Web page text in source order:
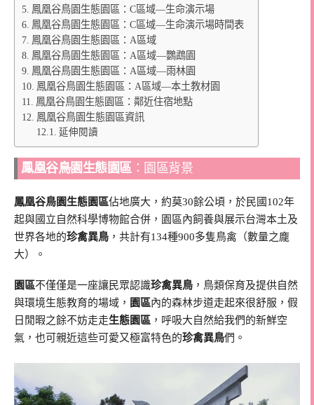
鳳凰谷鳥園生態園區：C區域—生命演示場
鳳凰谷鳥園生態園區：C區域—生命演示場時間表
鳳凰谷鳥園生態園區：A區域
鳳凰谷鳥園生態園區：A區域—鸚鵡園
鳳凰谷鳥園生態園區：A區域—雨林園
鳳凰谷鳥園生態園區：A區域—本土教材園
鳳凰谷鳥園生態園區：鄰近住宿地點
鳳凰谷鳥園生態園區資訊
延伸閱讀
鳳凰谷鳥園生態園區 ：園區背景
鳳凰谷鳥園生態園區佔地廣大，約莫30餘公頃，於民國102年
起與國立自然科學博物館合併，園區內飼養與展示台灣本土及
世界各地的珍禽異鳥 ，共計有134種900多隻鳥禽（數量之龐
大）。
園區不僅僅是一座讓民眾認識珍禽異鳥 ，鳥類保育及提供自然
與環境生態教育的場域， 園區內的森林步道走起來很舒服，假
日閒暇之餘不妨走走生態園區 ，呼吸大自然給我們的新鮮空
氣，也可親近這些可愛又極富特色的珍禽異鳥們。